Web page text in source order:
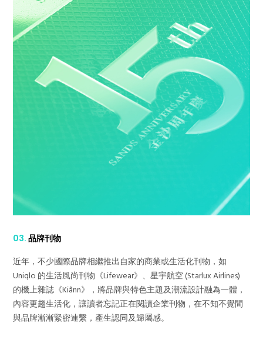
03. 品牌刊物
近年，不少國際品牌相繼推出自家的商業或生活化刊物，如
Uniqlo 的生活風尚刊物《Lifewear》、星宇航空 (Starlux Airlines)
的機上雜誌《Kiânn》，將品牌與特色主題及潮流設計融為一體，
內容更趨生活化，讓讀者忘記正在閱讀企業刊物，在不知不覺間
與品牌漸漸緊密連繫，產生認同及歸屬感。